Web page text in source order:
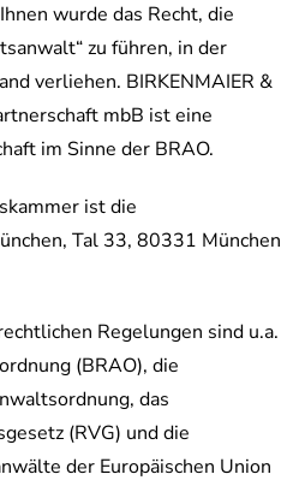
wurde das Recht, die
zu führen, in der
verliehen. BIRKENMAIER &
mbB ist eine
im Sinne der BRAO.
ist die
Tal 33, 80331 München
Regelungen sind u.a.
(BRAO), die
das
(RVG) und die
der Europäischen Union